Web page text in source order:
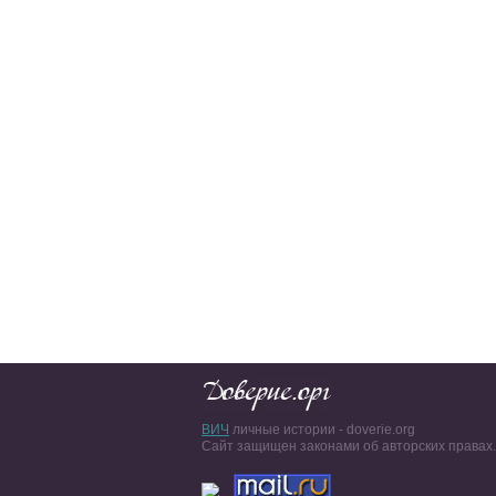
ВИЧ личные истории - doverie.org
Сайт защищен законами об авторских